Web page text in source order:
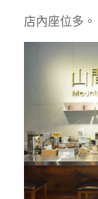
店內座位多。